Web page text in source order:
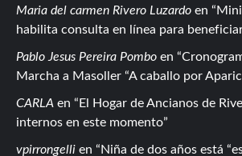
Maria del carmen Rivero Luzardo en
habilita consulta en línea para
Pablo Jesus Pereira Pombo en
Marcha a Masoller “A caballo por
CARLA en
El Hogar de Ancianos de
internos en este momento
vpirrongelli en Niña de dos años está